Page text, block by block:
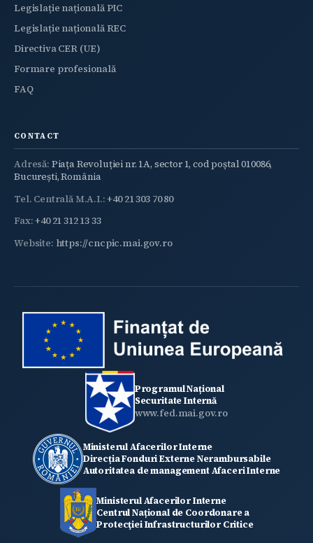
Legislație națională PIC
Legislație națională REC
Directiva CER (UE)
Formare profesională
FAQ
CONTACT
Adresă: Piața Revoluției nr. 1A, sector 1, cod poștal 010086,
București, România
Tel. Centrală M.A.I.:+40 21 303 70 80
Fax:+40 21 312 13 33
Website: https://cncpic.mai.gov.ro
Programul Național
Securitate Internă
www.fed.mai.gov.ro
Ministerul Afacerilor Interne
Direcția Fonduri Externe Nerambursabile
Autoritatea de management Afaceri Interne
Ministerul Afacerilor Interne
Centrul Național de Coordonare a
Protecţiei Infrastructurilor Critice